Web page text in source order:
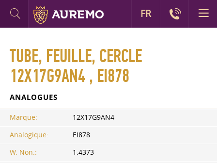
TUBE, FEUILLE, CERCLE
12X17G9AN4 , EI878
ANALOGUES
Marque:
12X17G9AN4
Analogique:
EI878
W. Non.:
1.4373
FR